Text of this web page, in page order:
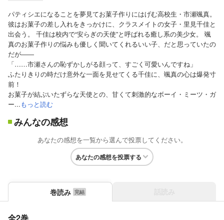
パティシエになることを夢見てお菓子作りにはげむ高校生・市瀬颯真。
彼はお菓子の差し入れをきっかけに、クラスメイトの女子・里見千佳と
出会う。 千佳は校内で“安らぎの天使”と呼ばれる癒し系の美少女。 颯
真のお菓子作りの悩みも優しく聞いてくれるいい子、だと思っていたの
だが――
「……市瀬さんの恥ずかしがる顔って、すごく可愛いんですね」
ふたりきりの時だけ意外な一面を見せてくる千佳に、颯真の心は爆発寸
前！
お菓子が結ぶいたずらな天使との、甘くて刺激的なボーイ・ミーツ・ガ
ー...もっと読む
みんなの感想
あなたの感想を一覧から選んで投票してください。
あなたの感想を投票する
巻読み
全2巻